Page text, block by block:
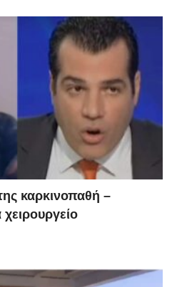
καρκινοπαθή –
χειρουργείο